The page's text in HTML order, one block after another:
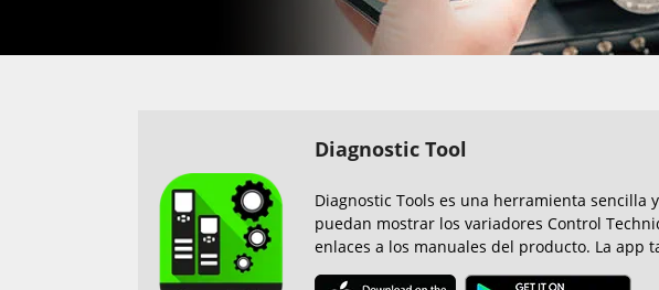
Diagnostic Tool
Diagnostic Tools es una herramienta
puedan mostrar los variadores Control
enlaces a los manuales del producto. La